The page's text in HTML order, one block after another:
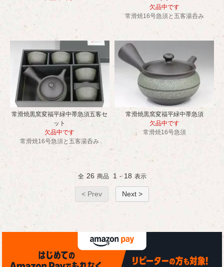
欠品中です
常滑焼16号急須と五客湯呑み
常滑焼黒窯変福平緑中帯急須五客セ
ット
欠品中です
常滑焼16号急須と五客湯呑み
常滑焼黒窯変福平緑中帯急須
欠品中です
常滑焼16号急須
全 26 商品 1 - 18 表示
< Prev Next >